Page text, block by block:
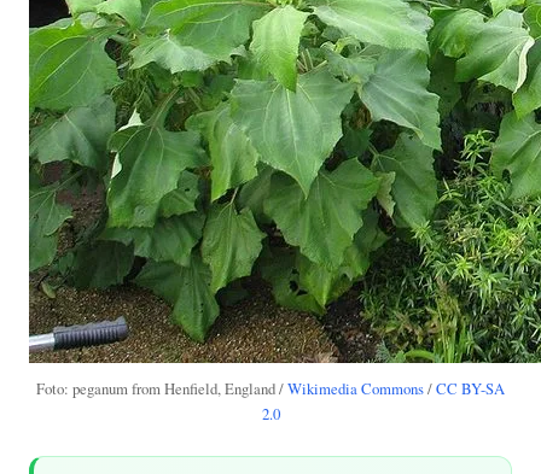
Foto: peganum from Henfield, England /Wikimedia Commons/CC BY-SA
2.0